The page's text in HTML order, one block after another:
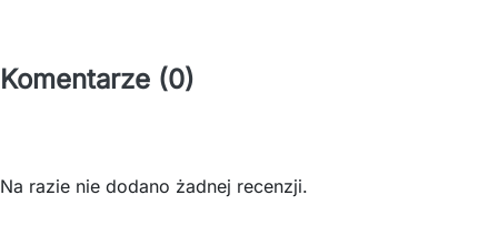
Komentarze (0)
Na razie nie dodano żadnej recenzji.